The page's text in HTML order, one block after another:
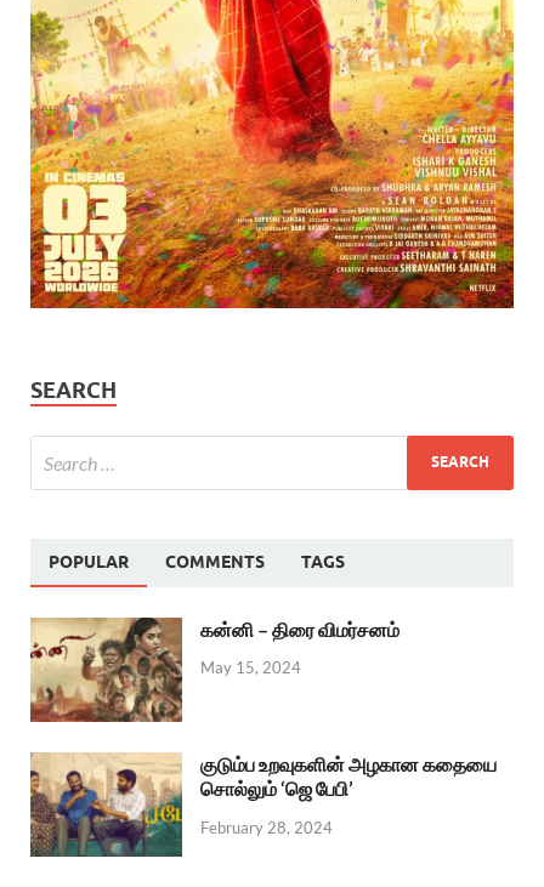
SEARCH
POPULAR COMMENTS TAGS
கன்னி – திரை விமர்சனம்
May 15, 2024
குடும்ப உறவுகளின் அழகான கதையை
சொல்லும் ‘ஜெ பேபி’
February 28, 2024